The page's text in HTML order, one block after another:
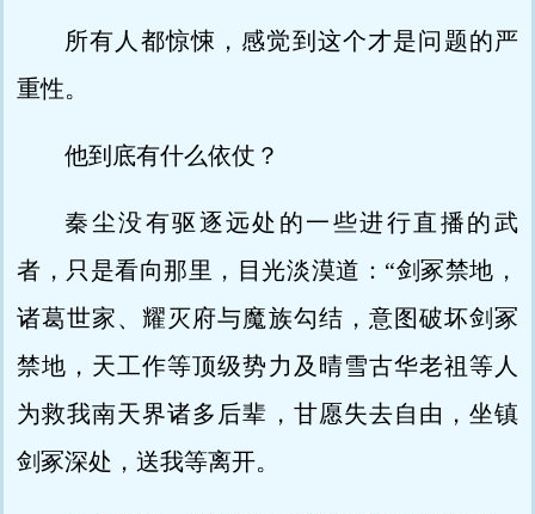
所有人都惊悚，感觉到这个才是问题的严
重性。
他到底有什么依仗？
秦尘没有驱逐远处的一些进行直播的武
者，只是看向那里，目光淡漠道：“剑冢禁地，
诸葛世家、耀灭府与魔族勾结，意图破坏剑冢
禁地，天工作等顶级势力及晴雪古华老祖等人
为救我南天界诸多后辈，甘愿失去自由，坐镇
剑冢深处，送我等离开。